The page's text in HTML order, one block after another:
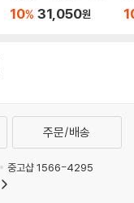
기공략 850+ (LC+R
10% 31,050원
주문/배송
중고샵 1566-4295